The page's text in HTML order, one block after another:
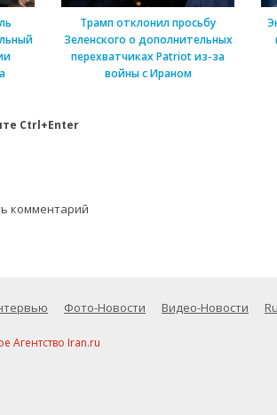
Трамп отклонил просьбу
Зеленского о дополнительных
перехватчиках Patriot из-за
войны с Ираном
Ctrl+Enter
комментарий
Фото-Новости Видео-Новости
Агентство Iran.ru